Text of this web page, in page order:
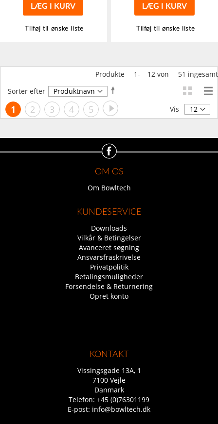
LÆG I KURV
Tilføj til ønske liste
LÆG I KURV
Tilføj til ønske liste
Produkte 1- 12 von 51 ingesamt
Sorter efter
Faldende
orden
Side
Du
i
øjeblikket
1 Side
2 Side
3 Side
4 Side
5 Side
Videre Vis
OM OS
Om Bowltech
KUNDESERVICE
Downloads
Vilkår & Betingelser
Avanceret søgning
Ansvarsfraskrivelse
Privatpolitik
Betalingsmuligheder
Forsendelse & Returnering
Opret konto
KONTAKT
Vissingsgade 13A, 1
7100 Vejle
Danmark
Telefon: +45 (0)76301199
E-post: info@bowltech.dk